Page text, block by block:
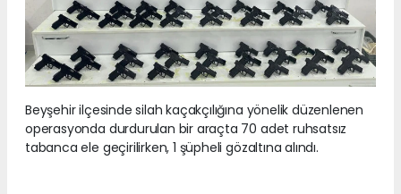
Beyşehir ilçesinde silah kaçakçılığına yönelik düzenlenen
operasyonda durdurulan bir araçta 70 adet ruhsatsız
tabanca ele geçirilirken, 1 şüpheli gözaltına alındı.